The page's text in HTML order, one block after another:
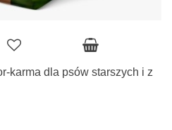
karma dla psów starszych i z